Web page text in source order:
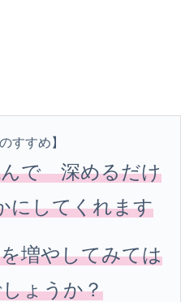
すすめ】
んで 深めるだけ
にしてくれます
増やしてみては
ょうか？